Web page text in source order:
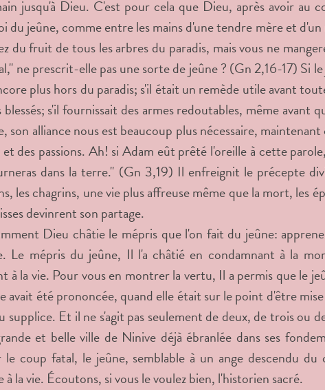
jusqu'à Dieu. C'est pour cela que Dieu, après avoir au
du jeûne, comme entre les mains d'une tendre mère et
du fruit de tous les arbres du paradis, mais vous ne
ne prescrit-elle pas une sorte de jeûne ? (Gn 2,16-17) Si
plus hors du paradis; s'il était un remède utile avant
blessés; s'il fournissait des armes redoutables, même avant
son alliance nous est beaucoup plus nécessaire,
des passions. Ah! si Adam eût prêté l'oreille à cette
dans la terre." (Gn 3,19) Il enfreignit le précepte
les chagrins, une vie plus affreuse même que la mort, les
devinrent son partage.
Dieu châtie le mépris que l'on fait du jeûne:
Le mépris du jeûne, Il l'a châtié en condamnant à la
à la vie. Pour vous en montrer la vertu, Il a permis que le
avait été prononcée, quand elle était sur le point d'être
supplice. Et il ne s'agit pas seulement de deux, de trois ou
et belle ville de Ninive déjà ébranlée dans ses
le coup fatal, le jeûne, semblable à un ange descendu
à la vie. Écoutons, si vous le voulez bien, l'historien sacré.